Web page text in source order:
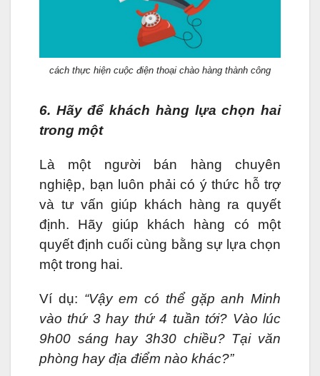
cách thực hiện cuộc điện thoại chào hàng thành công
6. Hãy để khách hàng lựa chọn hai
trong một
Là một người bán hàng chuyên
nghiệp, bạn luôn phải có ý thức hỗ trợ
và tư vấn giúp khách hàng ra quyết
định. Hãy giúp khách hàng có một
quyết định cuối cùng bằng sự lựa chọn
một trong hai.
Ví dụ: “Vậy em có thể gặp anh Minh
vào thứ 3 hay thứ 4 tuần tới? Vào lúc
9h00 sáng hay 3h30 chiều? Tại văn
phòng hay địa điểm nào khác?”